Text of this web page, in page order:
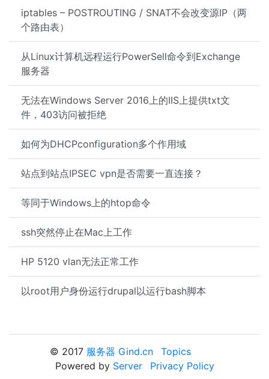
iptables – POSTROUTING / SNAT不会改变源IP（两
个路由表）
从Linux计算机远程运行PowerSell命令到Exchange
服务器
无法在Windows Server 2016上的IIS上提供txt文
件，403访问被拒绝
如何为DHCPconfiguration多个作用域
站点到站点IPSEC vpn是否需要一直连接？
等同于Windows上的htop命令
ssh突然停止在Mac上工作
HP 5120 vlan无法正常工作
以root用户身份运行drupal以运行bash脚本
© 2017 服务器 Gind.cn
Topics
Powered by Server Privacy Policy